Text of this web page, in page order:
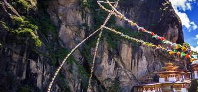
著者 Keito Komeda Jun 03, 2026 10:23 pm
どんな話なの
ブータンは、ヒマラヤ山脈の中で